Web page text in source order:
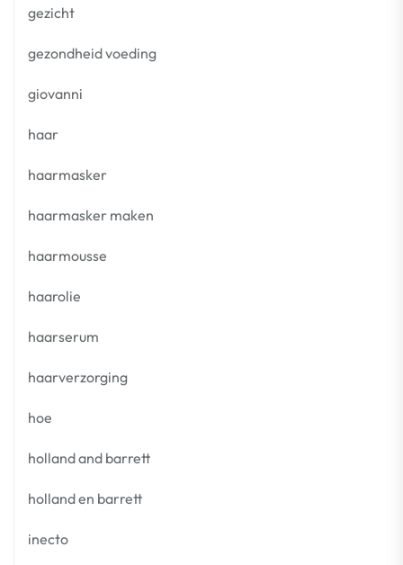
gezicht
gezondheid voeding
giovanni
haar
haarmasker
haarmasker maken
haarmousse
haarolie
haarserum
haarverzorging
hoe
holland and barrett
holland en barrett
inecto